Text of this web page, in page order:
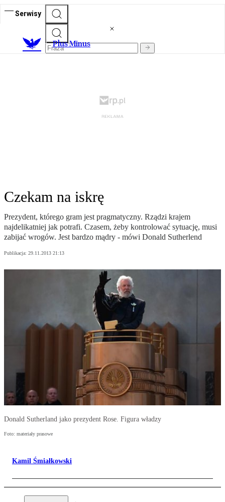
Serwisy
Plus Minus
Czekam na iskrę
Prezydent, którego gram jest pragmatyczny. Rządzi krajem
najdelikatniej jak potrafi. Czasem, żeby kontrolować sytuację, musi
zabijać wrogów. Jest bardzo mądry - mówi Donald Sutherlend
Publikacja: 29.11.2013 21:13
Donald Sutherland jako prezydent Rose. Figura władzy
Foto: materiały prasowe
Kamil Śmiałkowski